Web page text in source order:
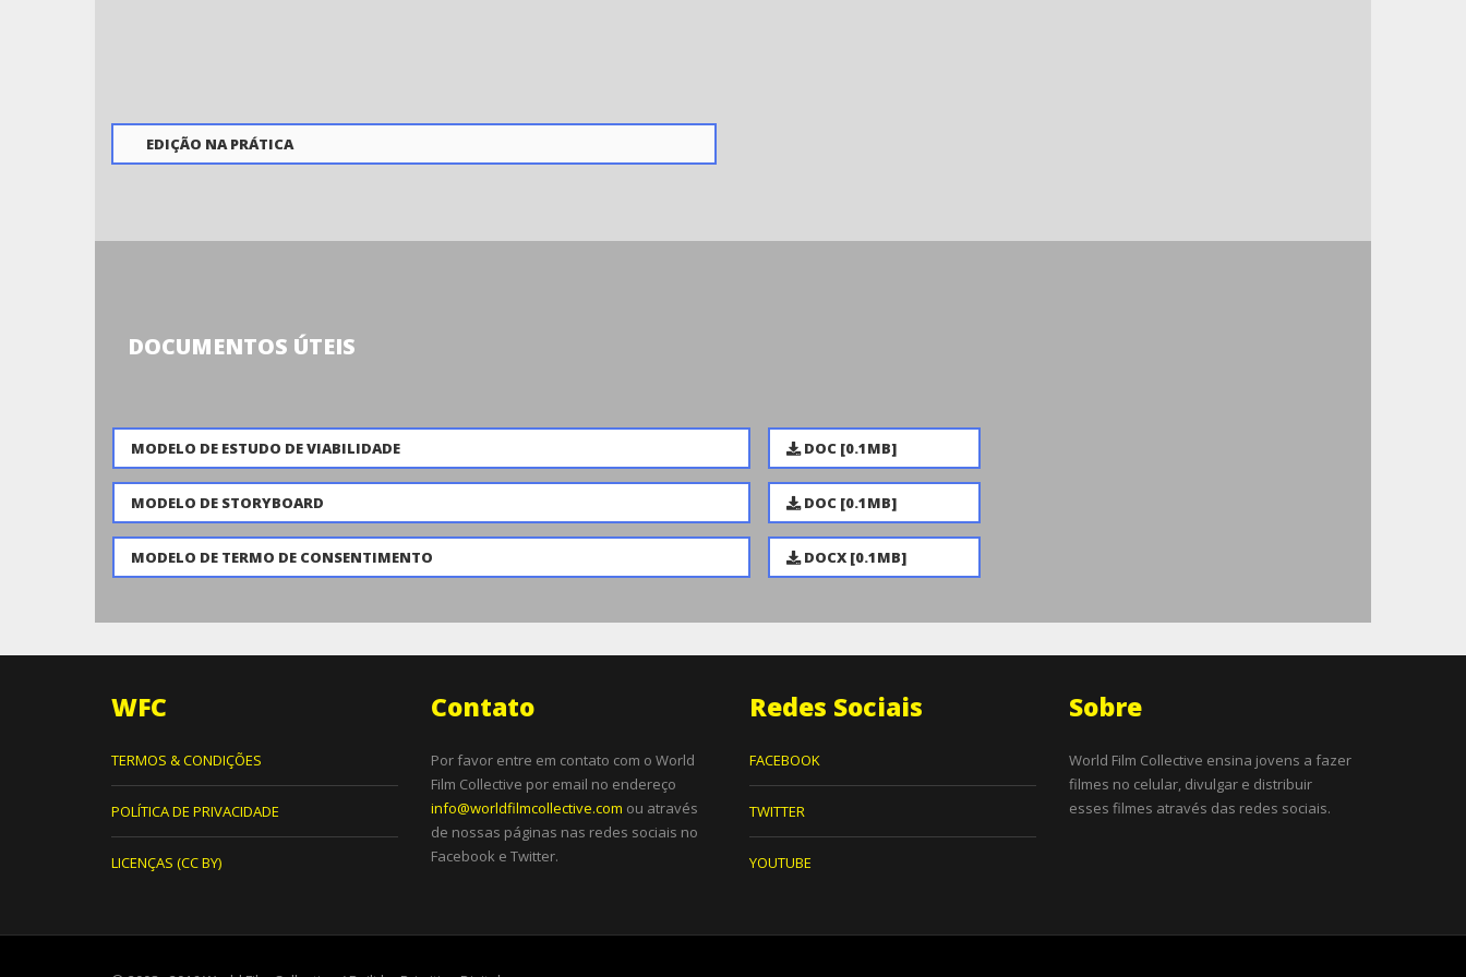
EDIÇÃO NA PRÁTICA
DOCUMENTOS ÚTEIS
MODELO DE ESTUDO DE VIABILIDADE DOC [0.1MB]
MODELO DE STORYBOARD DOC [0.1MB]
MODELO DE TERMO DE CONSENTIMENTO DOCX [0.1MB]
WFC
TERMOS & CONDIÇÕES
POLÍTICA DE PRIVACIDADE
LICENÇAS (CC BY)
Contato
Por favor entre em contato com o World
Film Collective por email no endereço
info@worldfilmcollective.com ou através
de nossas páginas nas redes sociais no
Facebook e Twitter.
Redes Sociais
FACEBOOK
TWITTER
YOUTUBE
Sobre
World Film Collective ensina jovens a fazer
filmes no celular, divulgar e distribuir
esses filmes através das redes sociais.